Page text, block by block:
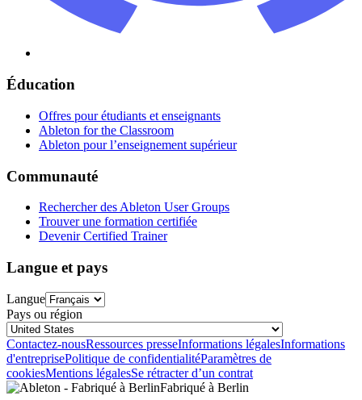
Éducation
Offres pour étudiants et enseignants
Ableton for the Classroom
Ableton pour l’enseignement supérieur
Communauté
Rechercher des Ableton User Groups
Trouver une formation certifiée
Devenir Certified Trainer
Langue et pays
Langue
Pays ou région
Contactez-nousRessources presseInformations légalesInformations
d'entreprisePolitique de confidentialitéParamètres de
cookiesMentions légalesSe rétracter d’un contrat
Fabriqué à Berlin